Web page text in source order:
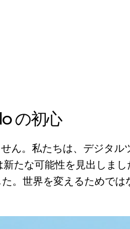
の初心
ん。私たちは、デジタ
たな可能性を見出し
。世界を変えるためで